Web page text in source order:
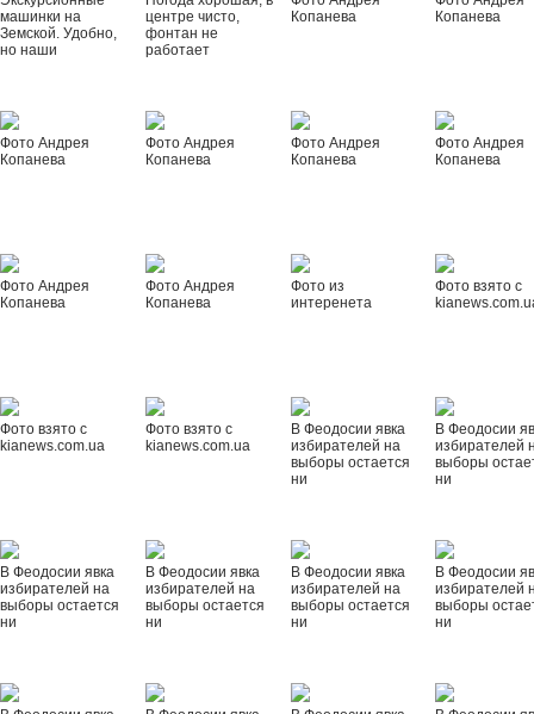
машинки на
Земской. Удобно,
но наши
центре чисто,
фонтан не
работает
Копанева
Копанева
Фото Андрея
Копанева
Фото Андрея
Копанева
Фото Андрея
Копанева
Фото Андрея
Копанева
Фото Андрея
Копанева
Фото Андрея
Копанева
Фото из
интеренета
Фото взято с
Фото взято с
kianews.com.ua
Фото взято с
kianews.com.ua
В Феодосии явка
избирателей на
выборы остается
ни
В Феодосии
избирателей
выборы
ни
В Феодосии явка
избирателей на
выборы остается
ни
В Феодосии явка
избирателей на
выборы остается
ни
В Феодосии явка
избирателей на
выборы остается
ни
В Феодосии
избирателей
выборы
ни